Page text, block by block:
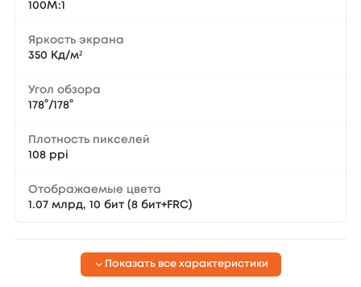
100М:1
Яркость экрана
350 Кд/м²
Угол обзора
178°/178°
Плотность пикселей
108 ppi
Отображаемые цвета
1.07 млрд, 10 бит (8 бит+FRC)
Показать все характеристики